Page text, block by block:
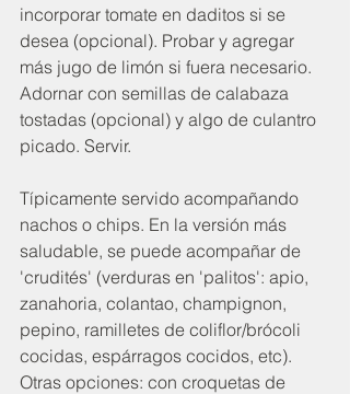
incorporar tomate en daditos si se
desea (opcional). Probar y agregar
más jugo de limón si fuera necesario.
Adornar con semillas de calabaza
tostadas (opcional) y algo de culantro
picado. Servir.
Típicamente servido acompañando
nachos o chips. En la versión más
saludable, se puede acompañar de
'crudités' (verduras en 'palitos': apio,
zanahoria, colantao, champignon,
pepino, ramilletes de coliflor/brócoli
cocidas, espárragos cocidos, etc).
Otras opciones: con croquetas de